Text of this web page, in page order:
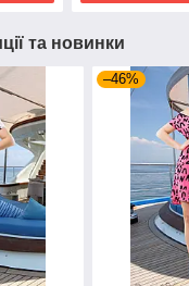
та новинки
–46%